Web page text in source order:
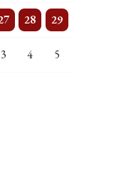
Veranstaltung
28
2 Veranstaltungen
29
Einzelne Veranstaltung
3 Veranstaltung
4
Einzelne Veranstaltung
5
Einzelne Veranstaltung